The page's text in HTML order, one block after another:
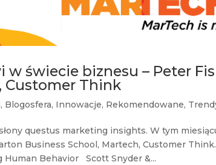
w świecie biznesu – Peter
Customer Think
, Blogosfera, Innowacje, Rekomendowane,
questus marketing insights. W tym
Business School, Martech, Customer
Human Behavior Scott Snyder &...